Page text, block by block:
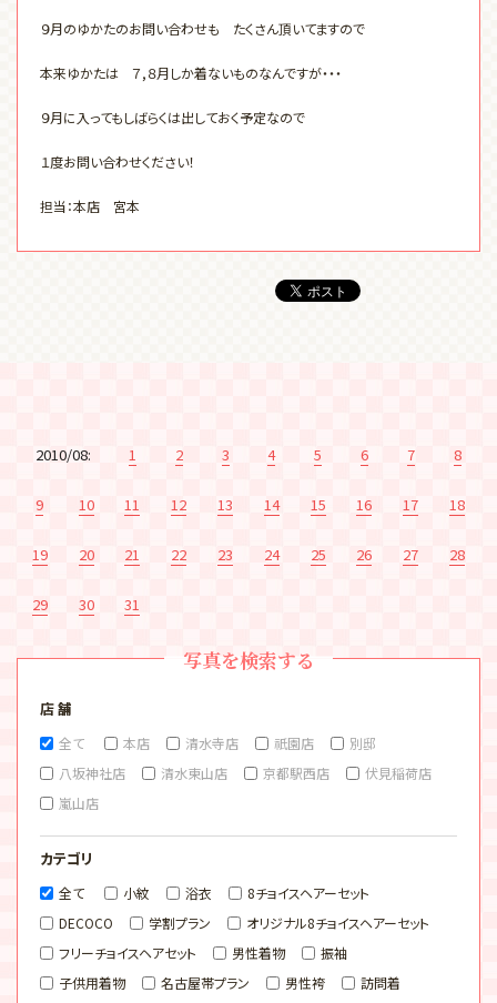
９月のゆかたのお問い合わせも たくさん頂いてますので
本来ゆかたは ７,８月しか着ないものなんですが・・・
９月に入ってもしばらくは出しておく予定なので
１度お問い合わせください！
担当：本店 宮本
2010/08: 1 2 3 4 5 6 7 8
9 10 11 12 13 14 15 16 17 18
19 20 21 22 23 24 25 26 27 28
29 30 31
写真を検索する
店 舗
全て 本店 清水寺店 祇園店
別邸
八坂神社店
清水東山店 京都駅西店
伏見稲荷店
嵐山店
カテゴリ
全て 小紋 浴衣
8チョイスヘアーセット
DECOCO
学割プラン
オリジナル8チョイスヘアーセット
フリーチョイスヘアセット
男性着物
振袖
子供用着物
名古屋帯プラン 男性袴
訪問着